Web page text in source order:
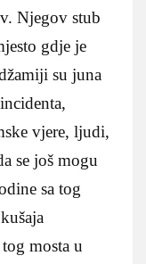
Njegov stub
gdje je
su juna
vjere, ljudi,
se još mogu
sa tog
mosta u